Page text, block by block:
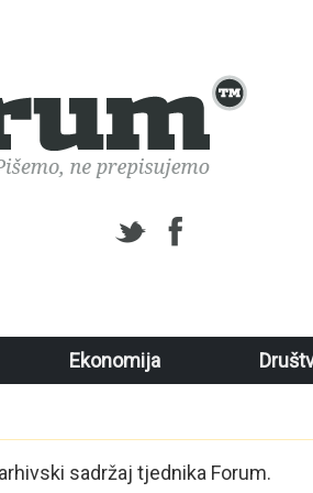
Ekonomija
sadržaj tjednika Forum.